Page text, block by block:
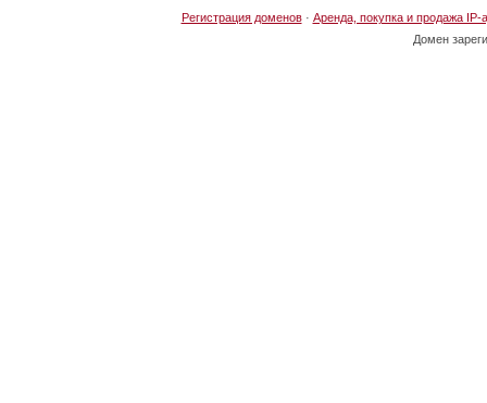
Регистрация доменов· Аренда, покупка и продажа IP-
Домен